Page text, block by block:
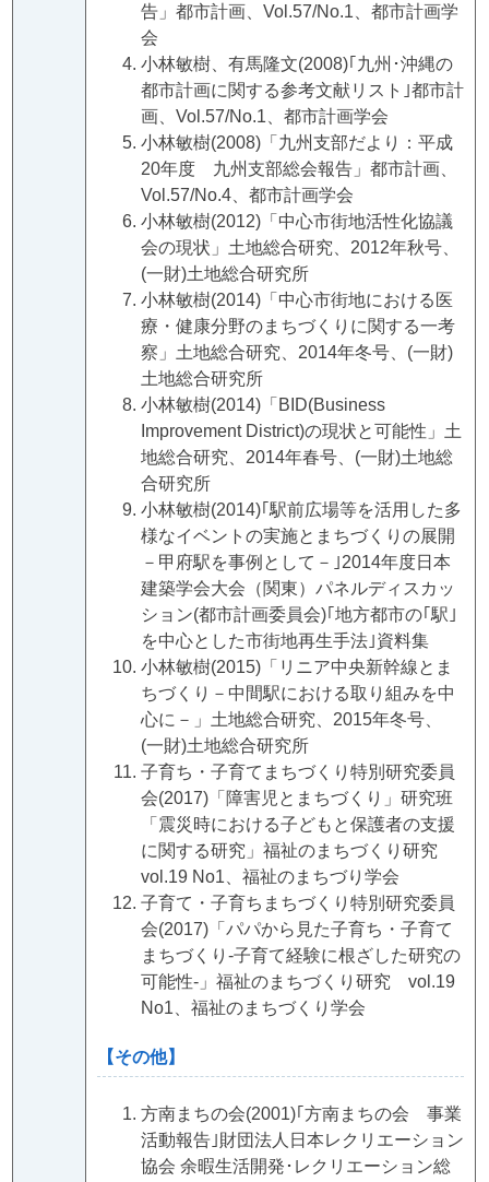
告」都市計画、Vol.57/No.1、都市計画学
会
小林敏樹、有馬隆文(2008)｢九州･沖縄の
都市計画に関する参考文献リスト｣都市計
画、Vol.57/No.1、都市計画学会
小林敏樹(2008)「九州支部だより：平成
20年度 九州支部総会報告」都市計画、
Vol.57/No.4、都市計画学会
小林敏樹(2012)「中心市街地活性化協議
会の現状」土地総合研究、2012年秋号、
(一財)土地総合研究所
小林敏樹(2014)「中心市街地における医
療・健康分野のまちづくりに関する一考
察」土地総合研究、2014年冬号、(一財)
土地総合研究所
小林敏樹(2014)「BID(Business
Improvement District)の現状と可能性」土
地総合研究、2014年春号、(一財)土地総
合研究所
小林敏樹(2014)｢駅前広場等を活用した多
様なイベントの実施とまちづくりの展開
－甲府駅を事例として－｣2014年度日本
建築学会大会（関東）パネルディスカッ
ション(都市計画委員会)｢地方都市の｢駅｣
を中心とした市街地再生手法｣資料集
小林敏樹(2015)「リニア中央新幹線とま
ちづくり－中間駅における取り組みを中
心に－」土地総合研究、2015年冬号、
(一財)土地総合研究所
子育ち・子育てまちづくり特別研究委員
会(2017)「障害児とまちづくり」研究班
「震災時における子どもと保護者の支援
に関する研究」福祉のまちづくり研究
vol.19 No1、福祉のまちづり学会
子育て・子育ちまちづくり特別研究委員
会(2017)「パパから見た子育ち・子育て
まちづくり‐子育て経験に根ざした研究の
可能性‐」福祉のまちづくり研究 vol.19
No1、福祉のまちづくり学会
【その他】
方南まちの会(2001)｢方南まちの会 事業
活動報告｣財団法人日本レクリエーション
協会 余暇生活開発･レクリエーション総